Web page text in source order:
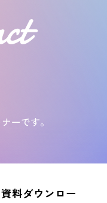
ーです。
資料ダウンロー